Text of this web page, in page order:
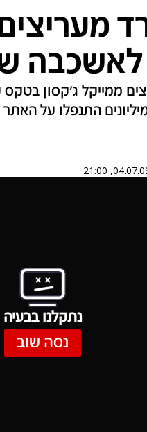
לאשכבה
התנפלו על האתר
04.07.09,
נתקלנו בבעיה
נסה שוב